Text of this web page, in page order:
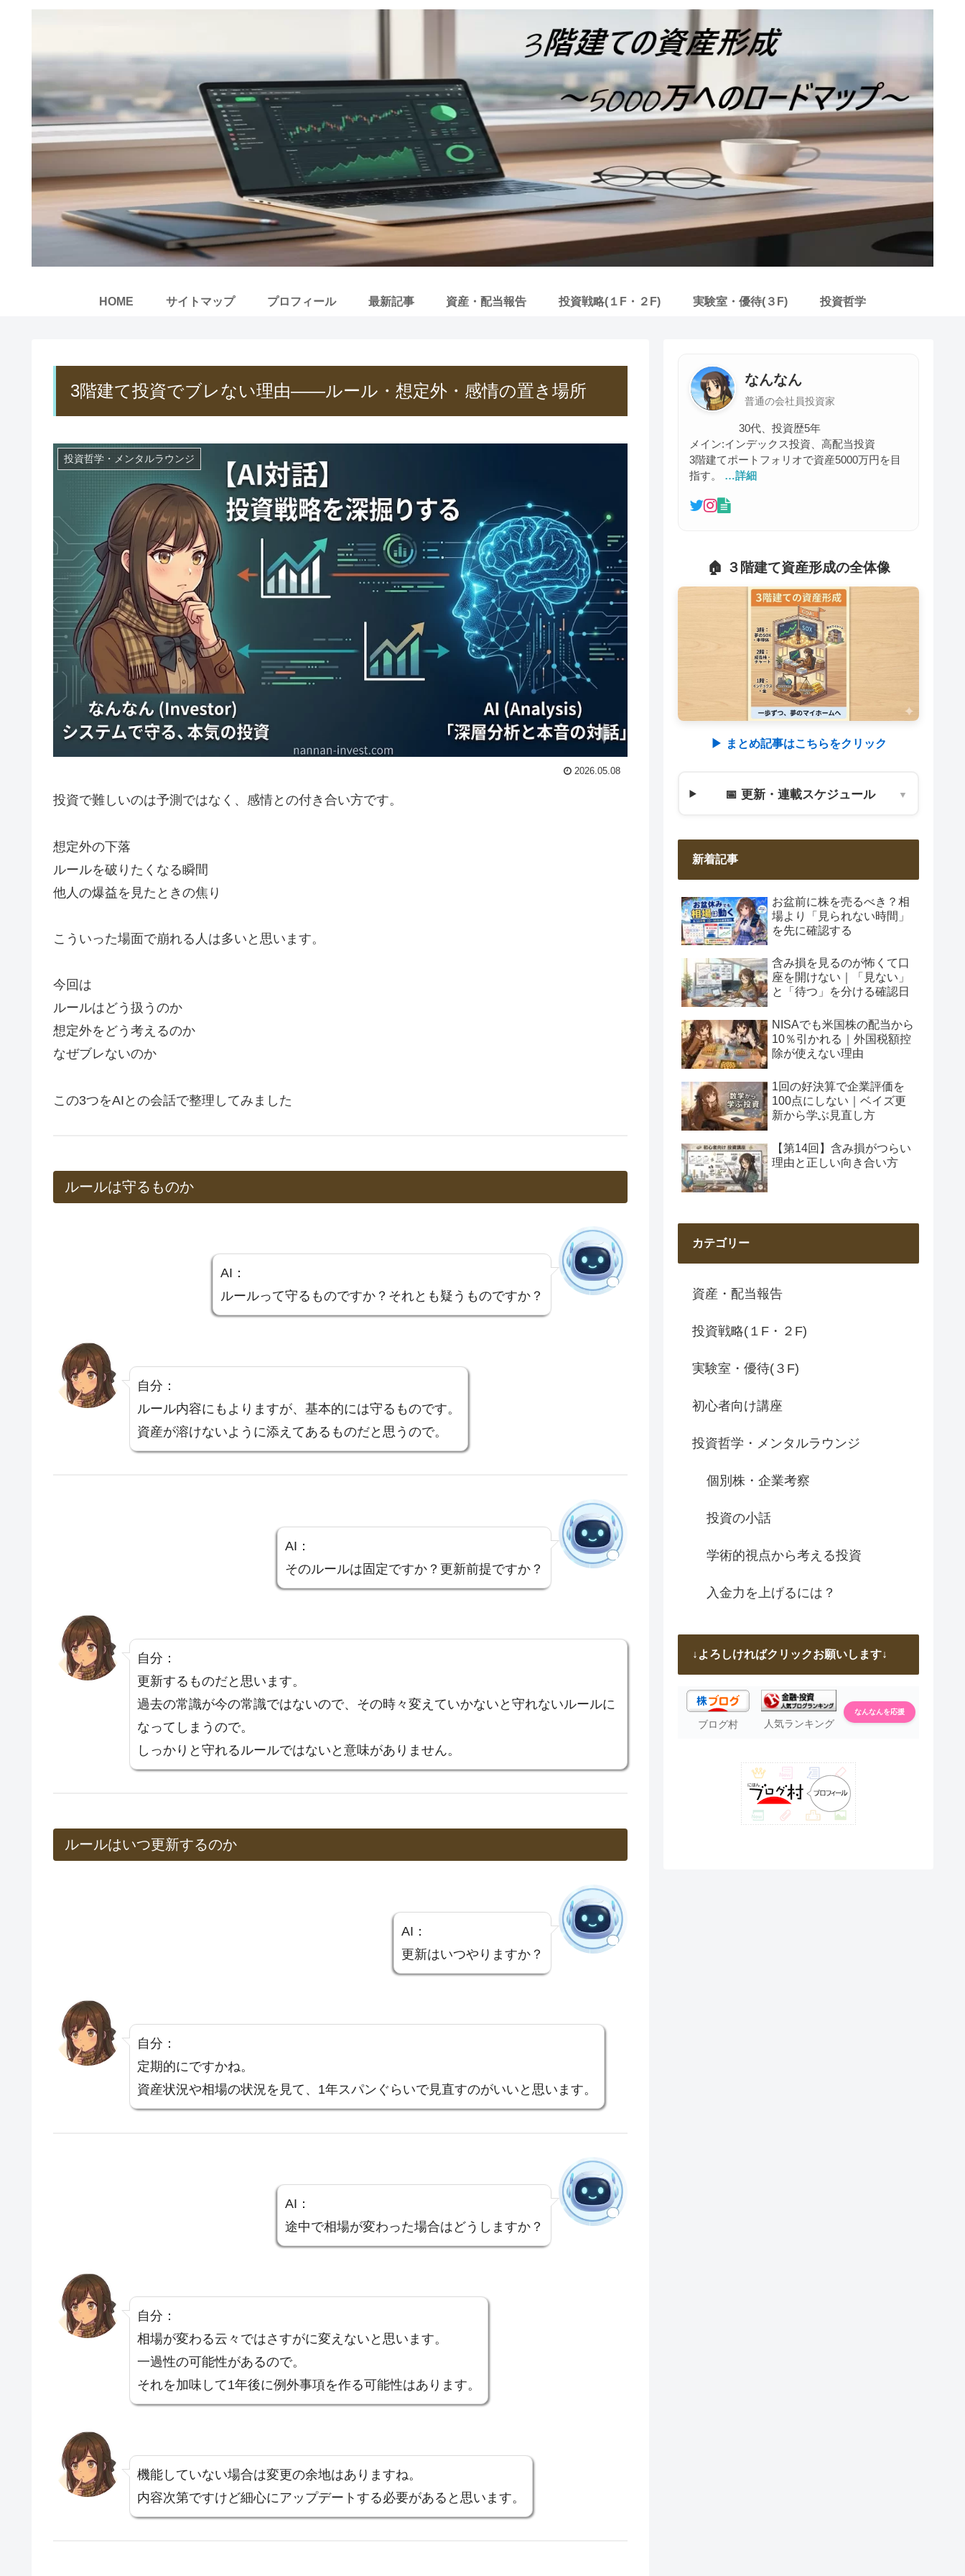
HOME サイトマップ プロフィール 最新記事 資産・配当報告 投資戦略(１F・２F) 実験室・優待(３F) 投資哲学
3階建て投資でブレない理由——ルール・想定外・感情の置き場所
投資哲学・メンタルラウンジ
2026.05.08
投資で難しいのは予測ではなく、感情との付き合い方です。
想定外の下落
ルールを破りたくなる瞬間
他人の爆益を見たときの焦り
こういった場面で崩れる人は多いと思います。
今回は
ルールはどう扱うのか
想定外をどう考えるのか
なぜブレないのか
この3つをAIとの会話で整理してみました
ルールは守るものか
AI：
ルールって守るものですか？それとも疑うものですか？
自分：
ルール内容にもよりますが、基本的には守るものです。
資産が溶けないように添えてあるものだと思うので。
AI：
そのルールは固定ですか？更新前提ですか？
自分：
更新するものだと思います。
過去の常識が今の常識ではないので、その時々変えていかないと守れないルールに
なってしまうので。
しっかりと守れるルールではないと意味がありません。
ルールはいつ更新するのか
AI：
更新はいつやりますか？
自分：
定期的にですかね。
資産状況や相場の状況を見て、1年スパンぐらいで見直すのがいいと思います。
AI：
途中で相場が変わった場合はどうしますか？
自分：
相場が変わる云々ではさすがに変えないと思います。
一過性の可能性があるので。
それを加味して1年後に例外事項を作る可能性はあります。
機能していない場合は変更の余地はありますね。
内容次第ですけど細心にアップデートする必要があると思います。
なんなん
普通の会社員投資家
30代、投資歴5年
メイン:インデックス投資、高配当投資
3階建てポートフォリオで資産5000万円を目
指す。 …詳細
🏠 ３階建て資産形成の全体像
▶︎ まとめ記事はこちらをクリック
📅 更新・連載スケジュール ▼
新着記事
お盆前に株を売るべき？相
場より「見られない時間」
を先に確認する
含み損を見るのが怖くて口
座を開けない｜「見ない」
と「待つ」を分ける確認日
NISAでも米国株の配当から
10％引かれる｜外国税額控
除が使えない理由
1回の好決算で企業評価を
100点にしない｜ベイズ更
新から学ぶ見直し方
【第14回】含み損がつらい
理由と正しい向き合い方
カテゴリー
資産・配当報告
投資戦略(１F・２F)
実験室・優待(３F)
初心者向け講座
投資哲学・メンタルラウンジ
個別株・企業考察
投資の小話
学術的視点から考える投資
入金力を上げるには？
↓よろしければクリックお願いします↓
ブログ村 人気ランキング
なんなんを応援